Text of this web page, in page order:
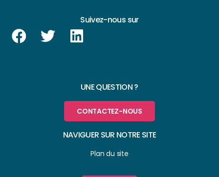
Suivez-nous sur
UNE QUESTION ?
CONTACTEZ-NOUS
NAVIGUER SUR NOTRE SITE
Plan du site